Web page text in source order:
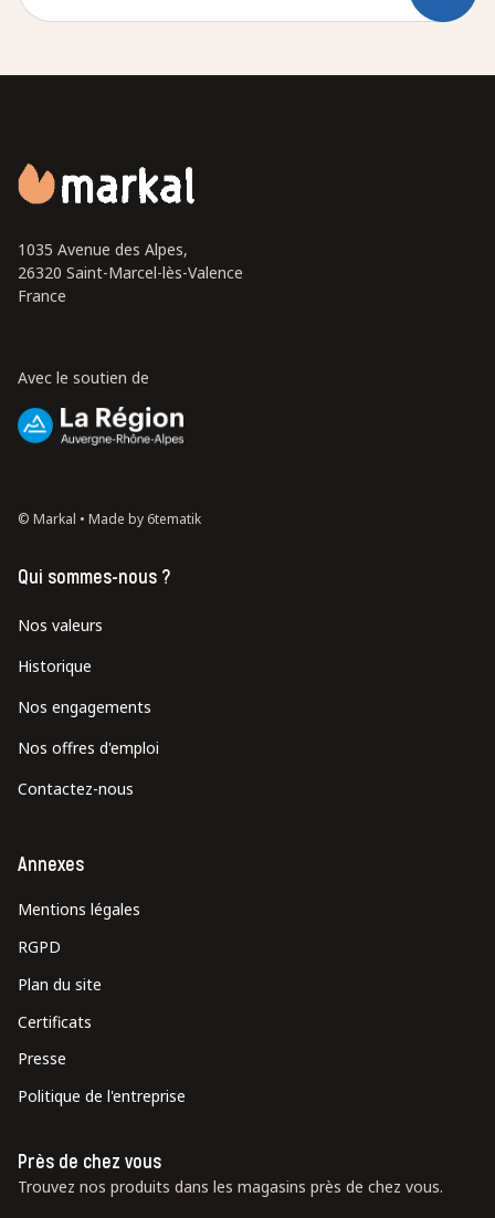
1035 Avenue des Alpes,
26320 Saint-Marcel-lès-Valence
France
Avec le soutien de
© Markal • Made by 6tematik
Qui sommes-nous ?
Nos valeurs
Historique
Nos engagements
Nos offres d'emploi
Contactez-nous
Annexes
Mentions légales
RGPD
Plan du site
Certificats
Presse
Politique de l'entreprise
Près de chez vous
Trouvez nos produits dans les magasins près de chez vous.